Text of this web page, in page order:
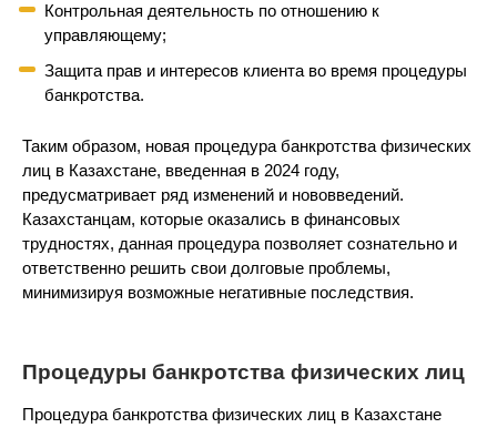
Контрольная деятельность по отношению к
управляющему;
Защита прав и интересов клиента во время процедуры
банкротства.
Таким образом, новая процедура банкротства физических
лиц в Казахстане, введенная в 2024 году,
предусматривает ряд изменений и нововведений.
Казахстанцам, которые оказались в финансовых
трудностях, данная процедура позволяет сознательно и
ответственно решить свои долговые проблемы,
минимизируя возможные негативные последствия.
Процедуры банкротства физических лиц
Процедура банкротства физических лиц в Казахстане